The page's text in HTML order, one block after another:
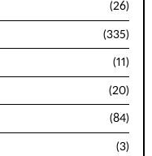
(26)
(335)
(11)
(20)
(84)
(3)